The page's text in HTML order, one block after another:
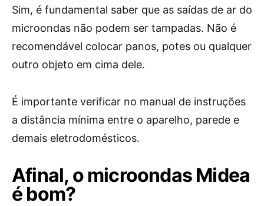
Sim, é fundamental saber que as saídas de ar do
microondas não podem ser tampadas. Não é
recomendável colocar panos, potes ou qualquer
outro objeto em cima dele.
É importante verificar no manual de instruções
a distância mínima entre o aparelho, parede e
demais eletrodomésticos.
Afinal, o microondas Midea
é bom?